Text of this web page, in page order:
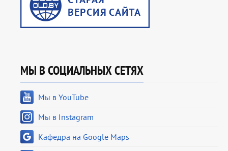
МЫ В СОЦИАЛЬНЫХ СЕТЯХ
Мы в YouTube
Мы в Instagram
Кафедра на Google Maps